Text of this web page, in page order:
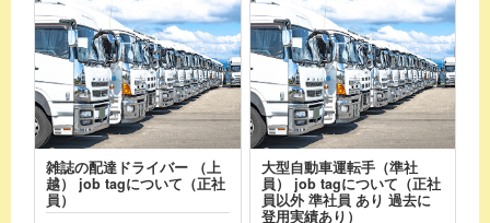
雑誌の配達ドライバー （上
越） job tagについて（正社
員）
大型自動車運転手（準社
員） job tagについて（正社
員以外 準社員 あり 過去に
登用実績あり）